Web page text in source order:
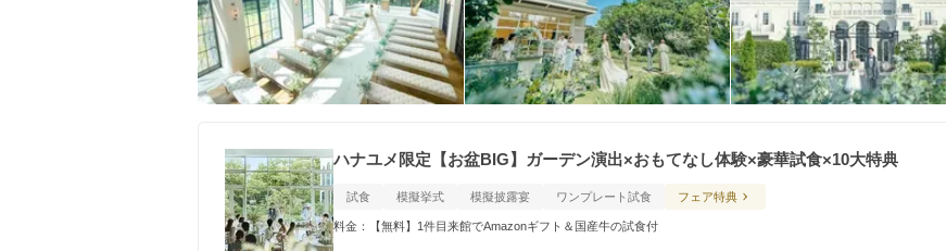
ハナユメ限定【お盆BIG】ガーデン演出×おもてなし体験×豪華試食×10大特典
試食 模擬挙式 模擬披露宴 ワンプレート試食 フェア特典
料金：【無料】1件⽬来館でAmazonギフト＆国産⽜の試⾷付